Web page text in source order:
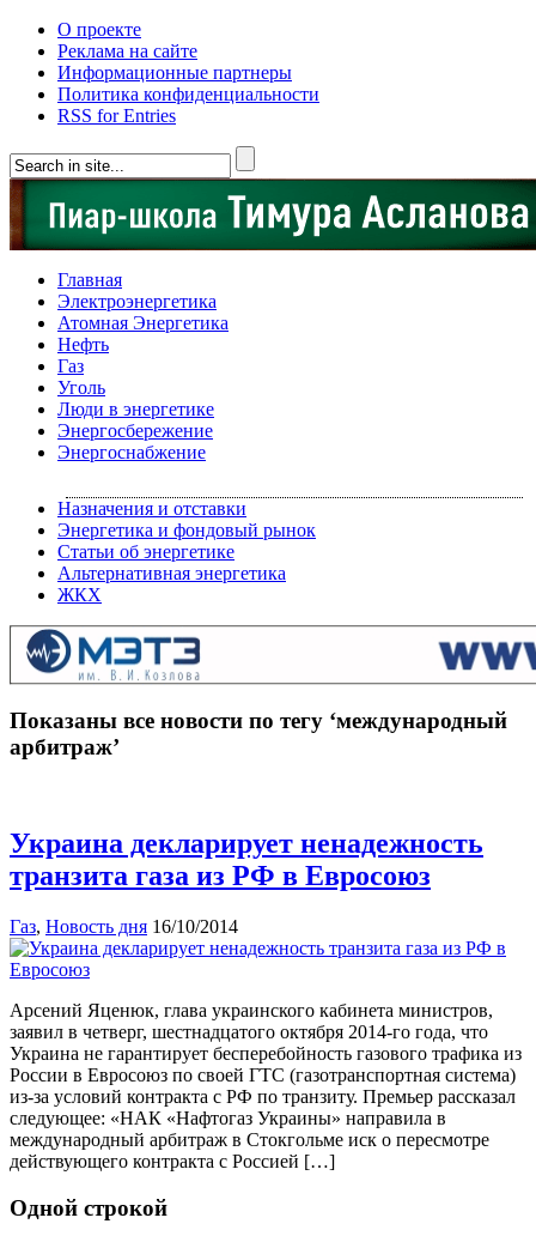
О проекте
Реклама на сайте
Информационные партнеры
Политика конфиденциальности
RSS for Entries
Главная
Электроэнергетика
Атомная Энергетика
Нефть
Газ
Уголь
Люди в энергетике
Энергосбережение
Энергоснабжение
Назначения и отставки
Энергетика и фондовый рынок
Статьи об энергетике
Альтернативная энергетика
ЖКХ
Показаны все новости по тегу ‘международный
арбитраж’
Украина декларирует ненадежность
транзита газа из РФ в Евросоюз
Газ, Новость дня 16/10/2014
Арсений Яценюк, глава украинского кабинета министров,
заявил в четверг, шестнадцатого октября 2014-го года, что
Украина не гарантирует бесперебойность газового трафика из
России в Евросоюз по своей ГТС (газотранспортная система)
из-за условий контракта с РФ по транзиту. Премьер рассказал
следующее: «НАК «Нафтогаз Украины» направила в
международный арбитраж в Стокгольме иск о пересмотре
действующего контракта с Россией […]
Одной строкой